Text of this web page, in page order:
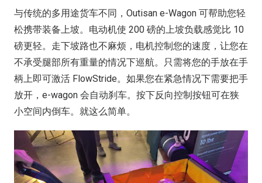
与传统的多用途货车不同，Outisan e-Wagon 可帮助您轻
松携带装备上坡。电动机使 200 磅的上坡负载感觉比 10
磅更轻。走下坡路也不麻烦，电机控制您的速度，让您在
不承受腿部所有重量的情况下巡航。只需将您的手放在手
柄上即可激活 FlowStride。如果您在紧急情况下需要把手
放开，e-wagon 会自动刹车。按下反向控制按钮可在狭
小空间内倒车。就这么简单。